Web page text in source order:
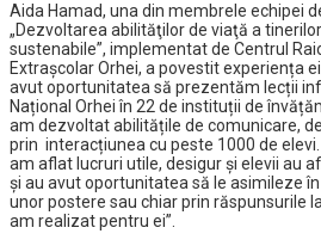
Aida Hamad, una din membrele echipei
„Dezvoltarea abilităţilor de viaţă a
sustenabile”, implementat de Centrul
Extrașcolar Orhei, a povestit experiența
avut oportunitatea să prezentăm lecții
Național Orhei în 22 de instituții de
am dezvoltat abilitățile de comunicare,
prin interacțiunea cu peste 1000 de
am aflat lucruri utile, desigur și elevii au
și au avut oportunitatea să le asimileze
unor postere sau chiar prin răspunsurile
am realizat pentru ei”.